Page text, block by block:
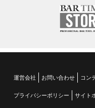
運営会社 お問い合わせ コン
プライバシーポリシー サイト